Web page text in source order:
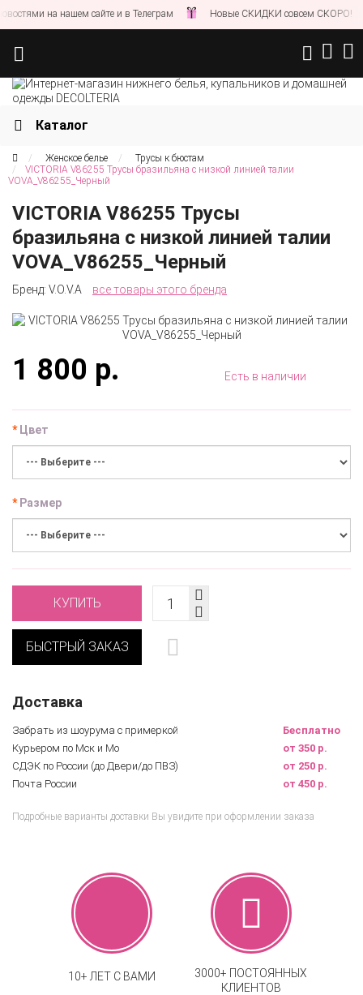
на нашем сайте и в Телеграм Новые СКИДКИ совсем СКОРО!
Каталог
Женское белье
Трусы к бюстам
VICTORIA V86255 Трусы бразильяна с низкой линией талии
VOVA_V86255_Черный
VICTORIA V86255 Трусы
бразильяна с низкой линией талии
VOVA_V86255_Черный
Бренд: V.O.V.A все товары этого бренда
1 800 р. Есть в наличии
Цвет
Размер
КУПИТЬ
БЫСТРЫЙ ЗАКАЗ
Доставка
Забрать из шоурума с примеркой
Бесплатно
Курьером по Мск и Мо
от 350 р.
СДЭК по России (до Двери/до ПВЗ)
от 250 р.
Почта России
от 450 р.
Подробные варианты доставки Вы увидите при оформлении заказа
10+ ЛЕТ С ВАМИ
3000+ ПОСТОЯННЫХ
КЛИЕНТОВ